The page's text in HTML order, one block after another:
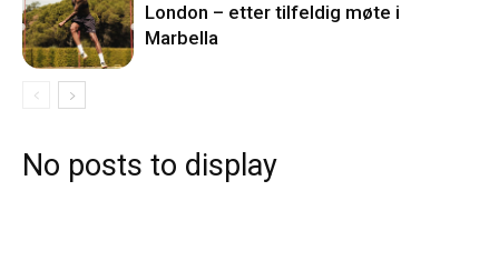
London – etter tilfeldig møte i
Marbella
No posts to display